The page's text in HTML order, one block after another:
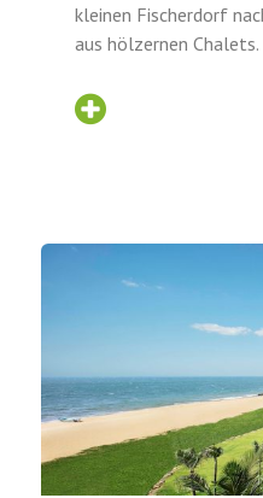
kleinen Fischerdorf
aus hölzernen Chalets.